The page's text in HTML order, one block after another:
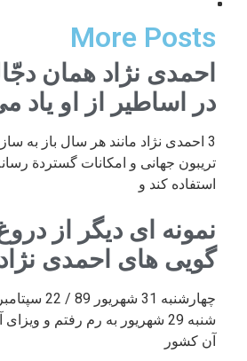
More Posts
احمدی نژاد همان
در اساطیر از او یاد
3 احمدی نژاد مانند هر سال باز به
تریبون جهانی و امکانات گستردة
استفاده کند و
نمونه ای دیگر از
گویی های احمدی
شنبه 29 شهریور به رم رفتم و
آن کشور